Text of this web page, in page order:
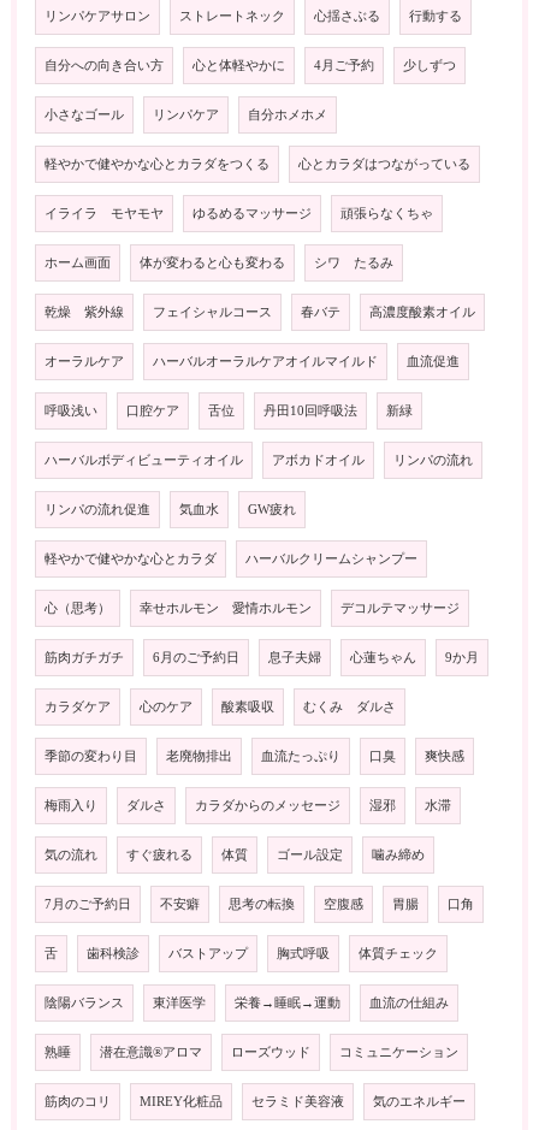
リンパケアサロン ストレートネック 心揺さぶる 行動する
自分への向き合い方 心と体軽やかに 4月ご予約 少しずつ
小さなゴール リンパケア 自分ホメホメ
軽やかで健やかな心とカラダをつくる 心とカラダはつながっている
イライラ モヤモヤ ゆるめるマッサージ 頑張らなくちゃ
ホーム画面 体が変わると心も変わる シワ たるみ
乾燥 紫外線 フェイシャルコース 春バテ 高濃度酸素オイル
オーラルケア ハーバルオーラルケアオイルマイルド 血流促進
呼吸浅い 口腔ケア 舌位 丹田10回呼吸法 新緑
ハーバルボディビューティオイル アボカドオイル リンパの流れ
リンパの流れ促進 気血水 GW疲れ
軽やかで健やかな心とカラダ ハーバルクリームシャンプー
心（思考） 幸せホルモン 愛情ホルモン デコルテマッサージ
筋肉ガチガチ 6月のご予約日 息子夫婦 心蓮ちゃん 9か月
カラダケア 心のケア 酸素吸収 むくみ ダルさ
季節の変わり目 老廃物排出 血流たっぷり 口臭 爽快感
梅雨入り ダルさ カラダからのメッセージ 湿邪 水滞
気の流れ すぐ疲れる 体質 ゴール設定 噛み締め
7月のご予約日 不安癖 思考の転換 空腹感 胃腸 口角
舌 歯科検診 バストアップ 胸式呼吸 体質チェック
陰陽バランス 東洋医学 栄養→睡眠→運動 血流の仕組み
熟睡 潜在意識®️アロマ ローズウッド コミュニケーション
筋肉のコリ MIREY化粧品 セラミド美容液 気のエネルギー